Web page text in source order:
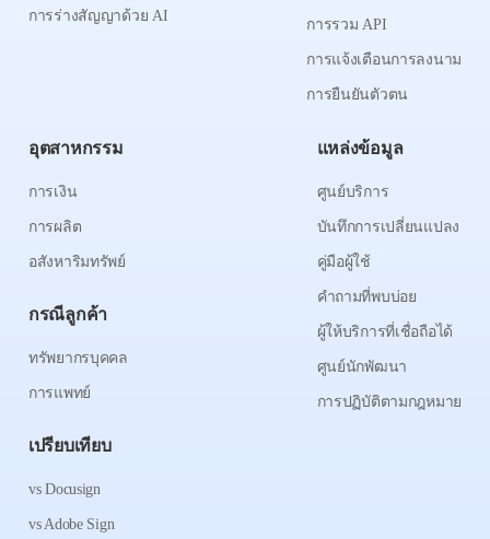
การร่างสัญญาด้วย AI
การรวม API
การแจ้งเตือนการลงนาม
การยืนยันตัวตน
อุตสาหกรรม
การเงิน
การผลิต
อสังหาริมทรัพย์
กรณีลูกค้า
ทรัพยากรบุคคล
การแพทย์
เปรียบเทียบ
vs Docusign
vs Adobe Sign
แหล่งข้อมูล
ศูนย์บริการ
บันทึกการเปลี่ยนแปลง
คู่มือผู้ใช้
คำถามที่พบบ่อย
ผู้ให้บริการที่เชื่อถือได้
ศูนย์นักพัฒนา
การปฏิบัติตามกฎหมาย